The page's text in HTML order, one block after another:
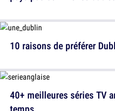
40+ meilleures séries TV
10 raisons de préférer